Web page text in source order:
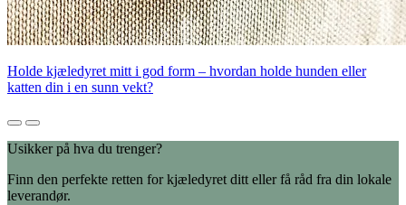
Holde kjæledyret mitt i god form – hvordan holde hunden eller
katten din i en sunn vekt?
Usikker på hva du trenger?
Finn den perfekte retten for kjæledyret ditt eller få råd fra din lokale
leverandør.